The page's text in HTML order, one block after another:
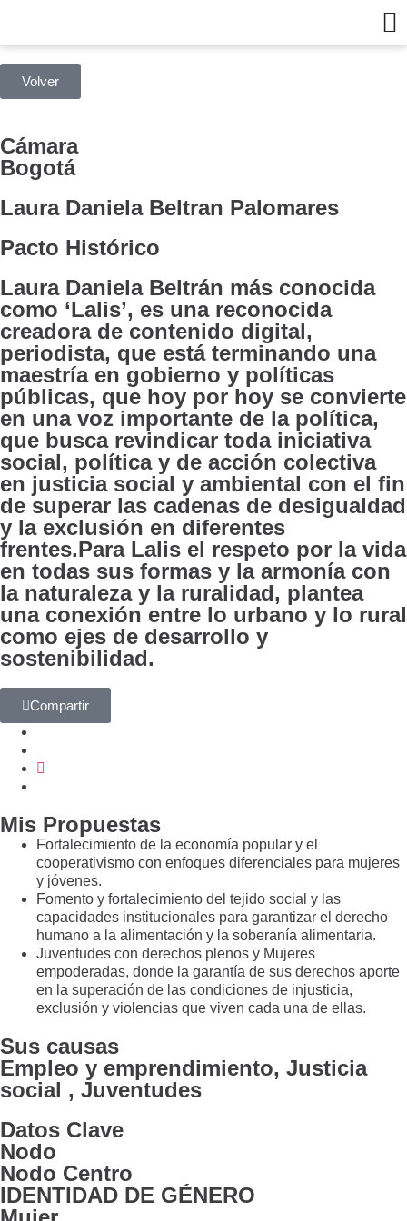
Volver
Cámara
Bogotá
Laura Daniela Beltran Palomares
Pacto Histórico
Laura Daniela Beltrán más conocida
como ‘Lalis’, es una reconocida
creadora de contenido digital,
periodista, que está terminando una
maestría en gobierno y políticas
públicas, que hoy por hoy se convierte
en una voz importante de la política,
que busca revindicar toda iniciativa
social, política y de acción colectiva
en justicia social y ambiental con el fin
de superar las cadenas de desigualdad
y la exclusión en diferentes
frentes.Para Lalis el respeto por la vida
en todas sus formas y la armonía con
la naturaleza y la ruralidad, plantea
una conexión entre lo urbano y lo rural
como ejes de desarrollo y
sostenibilidad.
Compartir
Mis Propuestas
Fortalecimiento de la economía popular y el
cooperativismo con enfoques diferenciales para mujeres
y jóvenes.
Fomento y fortalecimiento del tejido social y las
capacidades institucionales para garantizar el derecho
humano a la alimentación y la soberanía alimentaria.
Juventudes con derechos plenos y Mujeres
empoderadas, donde la garantía de sus derechos aporte
en la superación de las condiciones de injusticia,
exclusión y violencias que viven cada una de ellas.
Sus causas
Empleo y emprendimiento, Justicia
social , Juventudes
Datos Clave
Nodo
Nodo Centro
IDENTIDAD DE GÉNERO